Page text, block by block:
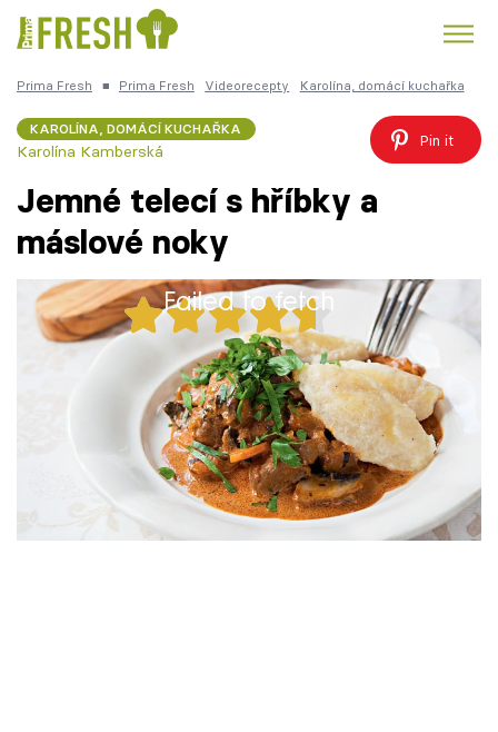
Česká kuchyně
Témata
Recepty
TV Program
Škola vaření
Prima Fresh ■ Prima Fresh Videorecepty Karolína, domácí kuchařka
KAROLÍNA, DOMÁCÍ KUCHAŘKA
Karolína Kamberská
Pin it
Jemné telecí s hříbky a
máslové noky
Failed to fetch
Jemné telecí s hříbky a máslové noky
1 porce 30 minut